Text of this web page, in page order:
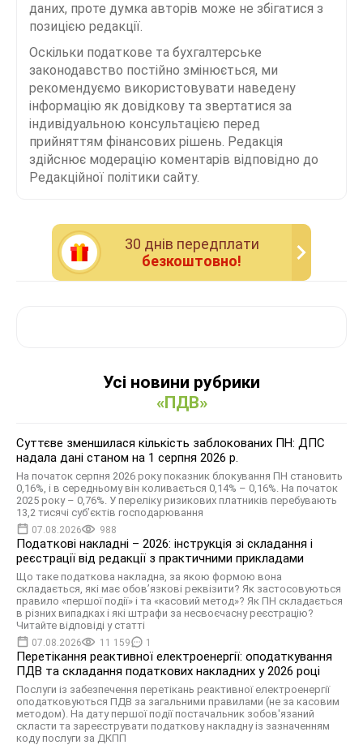
даних, проте думка авторів може не збігатися з
позицією редакції.
Оскільки податкове та бухгалтерське
законодавство постійно змінюється, ми
рекомендуємо використовувати наведену
інформацію як довідкову та звертатися за
індивідуальною консультацією перед
прийняттям фінансових рішень. Редакція
здійснює модерацію коментарів відповідно до
Редакційної політики сайту.
30 днiв передплати
безкоштовно!
Усі новини рубрики
«ПДВ»
Суттєве зменшилася кількість заблокованих ПН: ДПС
надала дані станом на 1 серпня 2026 р.
На початок серпня 2026 року показник блокування ПН становить
0,16%, і в середньому він коливається 0,14% – 0,16%. На початок
2025 року – 0,76%. У переліку ризикових платників перебувають
13,2 тисячі суб’єктів господарювання
07.08.2026 988
Податкові накладні – 2026: інструкція зі складання і
реєстрації від редакції з практичними прикладами
Що таке податкова накладна, за якою формою вона
складається, які має обов’язкові реквізити? Як застосовуються
правило «першої події» і та «касовий метод»? Як ПН складається
в різних випадках і які штрафи за несвоєчасну реєстрацію?
Читайте відповіді у статті
07.08.2026 11 159 1
Перетікання реактивної електроенергії: оподаткування
ПДВ та складання податкових накладних у 2026 році
Послуги із забезпечення перетікань реактивної електроенергії
оподатковуються ПДВ за загальними правилами (не за касовим
методом). На дату першої події постачальник зобов'язаний
скласти та зареєструвати податкову накладну із зазначенням
коду послуги за ДКПП